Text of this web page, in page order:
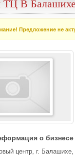
ТЦ В
Предложение не
о бизнесе
центр, г.